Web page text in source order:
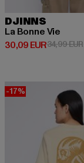
DJINNS
La Bonne Vie
30,09 EUR
Derzeitiger Preis:
34,99 EUR
-17%